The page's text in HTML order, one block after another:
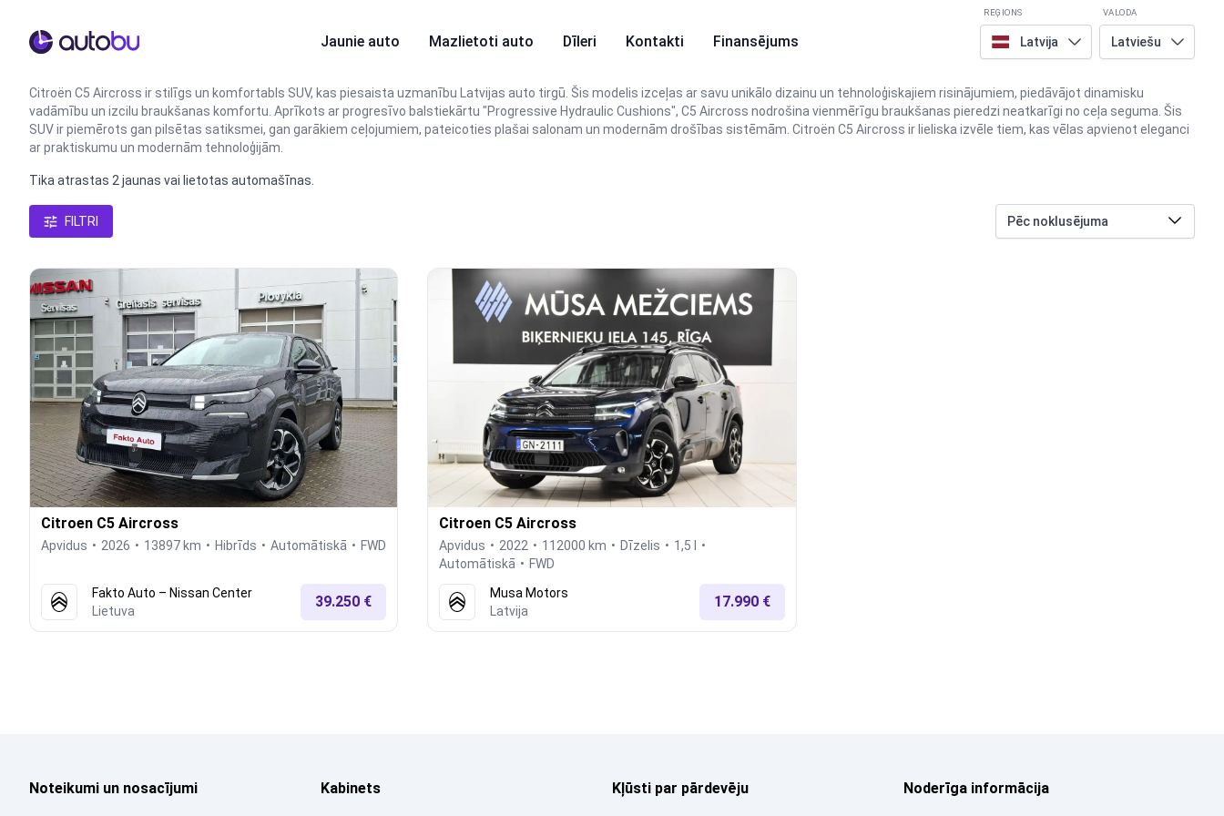
Autobu.eu Jaunie auto Mazlietoti auto Dīleri Kontakti Finansējums
REĢIONS
Latvija
VALODA
Latviešu
Citroën C5 Aircross ir stilīgs un komfortabls SUV, kas piesaista uzmanību Latvijas auto tirgū. Šis modelis izceļas ar savu unikālo dizainu un tehnoloģiskajiem risinājumiem, piedāvājot dinamisku
vadāmību un izcilu braukšanas komfortu. Aprīkots ar progresīvo balstiekārtu "Progressive Hydraulic Cushions", C5 Aircross nodrošina vienmērīgu braukšanas pieredzi neatkarīgi no ceļa seguma. Šis
SUV ir piemērots gan pilsētas satiksmei, gan garākiem ceļojumiem, pateicoties plašai salonam un modernām drošības sistēmām. Citroën C5 Aircross ir lieliska izvēle tiem, kas vēlas apvienot eleganci
ar praktiskumu un modernām tehnoloģijām.
Tika atrastas 2 jaunas vai lietotas automašīnas.
FILTRI
Citroen C5 Aircross
Apvidus 2026 13897 km Hibrīds Automātiskā FWD
Fakto Auto – Nissan Center
Lietuva
39.250 €
Citroen C5 Aircross
Apvidus 2022 112000 km Dīzelis
1,5 l
Automātiskā
FWD
Musa Motors
Latvija
17.990 €
Noteikumi un nosacījumi Kabinets Kļūsti par pārdevēju Noderīga informācija